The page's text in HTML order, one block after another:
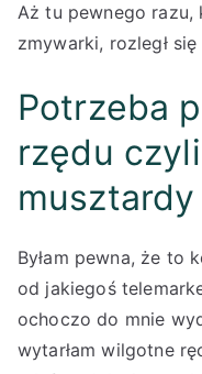
Aż tu pewnego razu,
zmywarki, rozległ
Potrzeba
rzędu
musztardy
Byłam pewna, że to
od jakiegoś
ochoczo do mnie
wytarłam wilgotne